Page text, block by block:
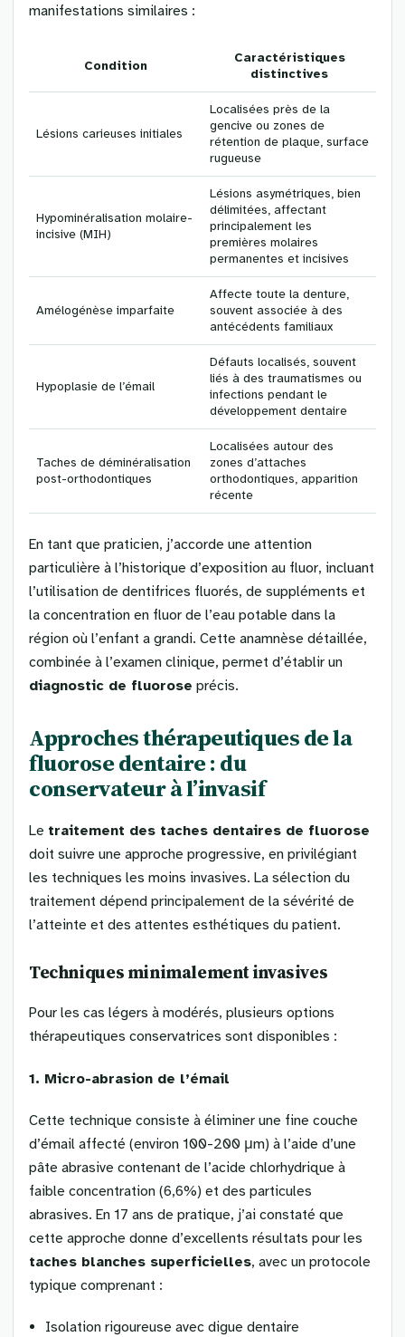
manifestations similaires :
Condition
Caractéristiques
distinctives
Lésions carieuses initiales
Localisées près de la
gencive ou zones de
rétention de plaque, surface
rugueuse
Hypominéralisation molaire-
incisive (MIH)
Lésions asymétriques, bien
délimitées, affectant
principalement les
premières molaires
permanentes et incisives
Amélogénèse imparfaite
Affecte toute la denture,
souvent associée à des
antécédents familiaux
Hypoplasie de l’émail
Défauts localisés, souvent
liés à des traumatismes ou
infections pendant le
développement dentaire
Taches de déminéralisation
post-orthodontiques
Localisées autour des
zones d’attaches
orthodontiques, apparition
récente
En tant que praticien, j’accorde une attention
particulière à l’historique d’exposition au fluor, incluant
l’utilisation de dentifrices fluorés, de suppléments et
la concentration en fluor de l’eau potable dans la
région où l’enfant a grandi. Cette anamnèse détaillée,
combinée à l’examen clinique, permet d’établir un
diagnostic de fluorose précis.
Approches thérapeutiques de la
fluorose dentaire : du
conservateur à l’invasif
Le traitement des taches dentaires de fluorose
doit suivre une approche progressive, en privilégiant
les techniques les moins invasives. La sélection du
traitement dépend principalement de la sévérité de
l’atteinte et des attentes esthétiques du patient.
Techniques minimalement invasives
Pour les cas légers à modérés, plusieurs options
thérapeutiques conservatrices sont disponibles :
1. Micro-abrasion de l’émail
Cette technique consiste à éliminer une fine couche
d’émail affecté (environ 100-200 μm) à l’aide d’une
pâte abrasive contenant de l’acide chlorhydrique à
faible concentration (6,6%) et des particules
abrasives. En 17 ans de pratique, j’ai constaté que
cette approche donne d’excellents résultats pour les
taches blanches superficielles, avec un protocole
typique comprenant :
Isolation rigoureuse avec digue dentaire